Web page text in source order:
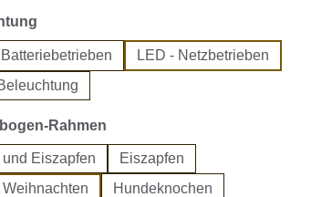
LED - Netzbetrieben
Rahmen
und Eiszapfen
Eiszapfen
Weihnachten
Hundeknochen